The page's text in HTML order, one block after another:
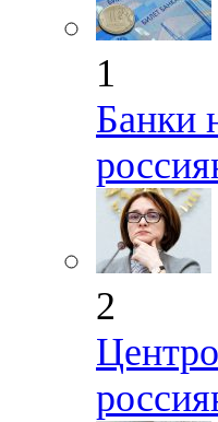
1
Банки
2